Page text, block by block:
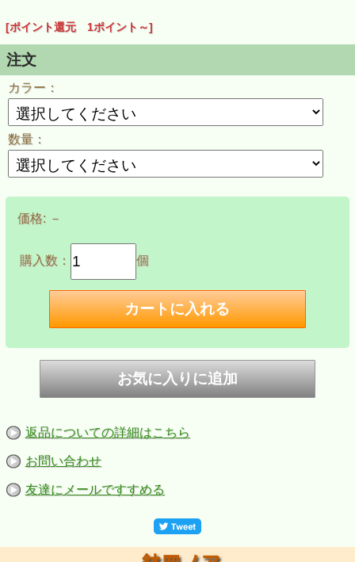
[ポイント還元 1ポイント～]
注文
カラー：
数量：
価格:－
購入数： 個
返品についての詳細はこちら
お問い合わせ
友達にメールですすめる